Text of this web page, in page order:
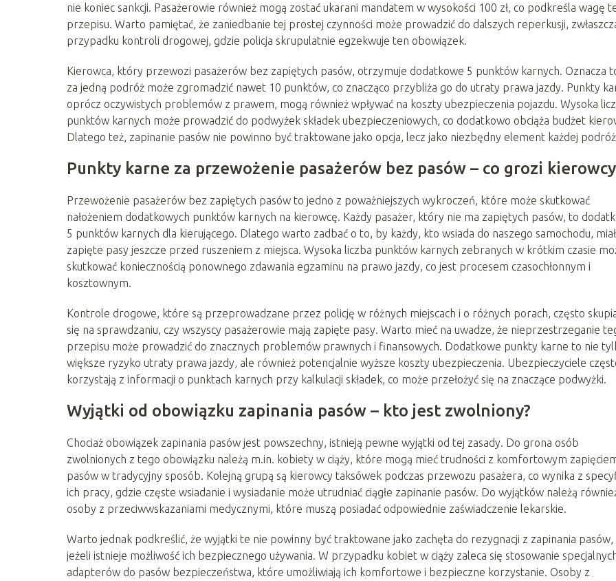
nie koniec sankcji. Pasażerowie również mogą zostać ukarani mandatem w wysokości 100 zł, co podkreśla wagę
przepisu. Warto pamiętać, że zaniedbanie tej prostej czynności może prowadzić do dalszych reperkusji,
przypadku kontroli drogowej, gdzie policja skrupulatnie egzekwuje ten obowiązek.
Kierowca, który przewozi pasażerów bez zapiętych pasów, otrzymuje dodatkowe 5 punktów karnych. Oznacza
za jedną podróż może zgromadzić nawet 10 punktów, co znacząco przybliża go do utraty prawa jazdy. Punkty
oprócz oczywistych problemów z prawem, mogą również wpływać na koszty ubezpieczenia pojazdu. Wysoka
punktów karnych może prowadzić do podwyżek składek ubezpieczeniowych, co dodatkowo obciąża budżet
Dlatego też, zapinanie pasów nie powinno być traktowane jako opcja, lecz jako niezbędny element każdej
Punkty karne za przewożenie pasażerów bez pasów – co grozi
Przewożenie pasażerów bez zapiętych pasów to jedno z poważniejszych wykroczeń, które może skutkować
nałożeniem dodatkowych punktów karnych na kierowcę. Każdy pasażer, który nie ma zapiętych pasów, to
5 punktów karnych dla kierującego. Dlatego warto zadbać o to, by każdy, kto wsiada do naszego samochodu, miał
zapięte pasy jeszcze przed ruszeniem z miejsca. Wysoka liczba punktów karnych zebranych w krótkim czasie
skutkować koniecznością ponownego zdawania egzaminu na prawo jazdy, co jest procesem czasochłonnym i
kosztownym.
Kontrole drogowe, które są przeprowadzane przez policję w różnych miejscach i o różnych porach, często
się na sprawdzaniu, czy wszyscy pasażerowie mają zapięte pasy. Warto mieć na uwadze, że nieprzestrzeganie
przepisu może prowadzić do znacznych problemów prawnych i finansowych. Dodatkowe punkty karne to nie
większe ryzyko utraty prawa jazdy, ale również potencjalnie wyższe koszty ubezpieczenia. Ubezpieczyciele
korzystają z informacji o punktach karnych przy kalkulacji składek, co może przełożyć się na znaczące podwyżki.
Wyjątki od obowiązku zapinania pasów – kto jest zwolniony?
Chociaż obowiązek zapinania pasów jest powszechny, istnieją pewne wyjątki od tej zasady. Do grona osób
zwolnionych z tego obowiązku należą m.in. kobiety w ciąży, które mogą mieć trudności z komfortowym
pasów w tradycyjny sposób. Kolejną grupą są kierowcy taksówek podczas przewozu pasażera, co wynika z
ich pracy, gdzie częste wsiadanie i wysiadanie może utrudniać ciągłe zapinanie pasów. Do wyjątków należą
osoby z przeciwwskazaniami medycznymi, które muszą posiadać odpowiednie zaświadczenie lekarskie.
Warto jednak podkreślić, że wyjątki te nie powinny być traktowane jako zachęta do rezygnacji z zapinania pasów,
jeżeli istnieje możliwość ich bezpiecznego używania. W przypadku kobiet w ciąży zaleca się stosowanie
adapterów do pasów bezpieczeństwa, które umożliwiają ich komfortowe i bezpieczne korzystanie. Osoby z